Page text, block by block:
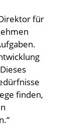
für
finden,